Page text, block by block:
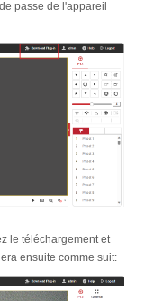
passe de l'appareil
le téléchargement et
ensuite comme suit: